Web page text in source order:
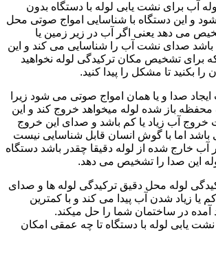
آب برای نشت یابی لوله با دستگاه بدون
و این دستگاه با شناسایی امواج صوتی محل
می دهد یعنی اگر آب در زیر زمین یا
باشد صدای نشت آب را شناسایی می کند و این
برای تشخیص مکان ترکیدگی لوله نخواهید
بکنید تا مشکل را پیدا کنید.
صدا و یا همان امواج صوتی می شود زیرا
باز شده لوله میخواهد خروج کند و این
آب زیاد یا کم باشد و صدای این خروج
باشد اما با گوش انسان قابل شناسایی نیست
خارج شده از لوله دقیقا چقدر باشد دستگاه
این صدا را تشخیص می دهد.
لوله محل دقیق ترکیدگی لوله ها و صدای
یا زیاد شدن آب پیدا می کند و با کمترین
در ساختمان شما را حل میکند.
یابی لوله با دستگاه تا چه عمقی امکان